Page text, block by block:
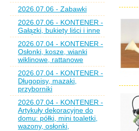
2026.07.06 - Zabawki
2026.07.06 - KONTENER -
Gałązki, bukiety liści i inne
2026.07.04 - KONTENER -
Osłonki, kosze, wianki
wiklinowe, rattanowe
2026.07.04 - KONTENER -
Długopisy, mazaki,
przyborniki
2026.07.04 - KONTENER -
Artykuły dekoracyjne do
domu: półki, mini toaletki,
wazony, osłonki,